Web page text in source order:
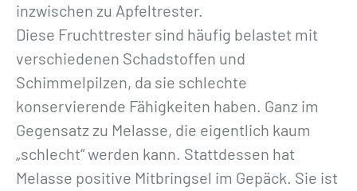
inzwischen zu Apfeltrester.
Diese Fruchttrester sind häufig belastet mit
verschiedenen Schadstoffen und
Schimmelpilzen, da sie schlechte
konservierende Fähigkeiten haben. Ganz im
Gegensatz zu Melasse, die eigentlich kaum
„schlecht“ werden kann. Stattdessen hat
Melasse positive Mitbringsel im Gepäck. Sie ist